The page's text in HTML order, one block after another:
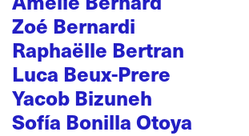
Zoé Bernardi
Raphaëlle Bertran
Luca Beux-Prere
Yacob Bizuneh
Sofía Bonilla Otoya